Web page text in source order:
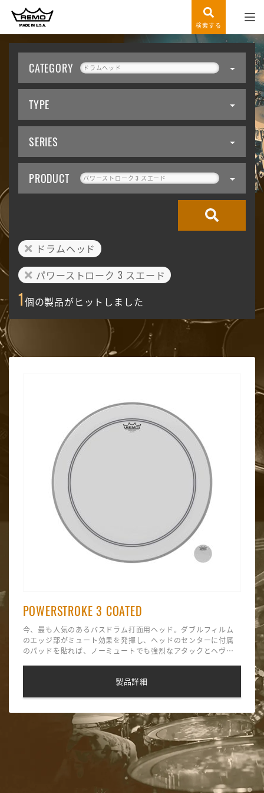
検索する
CATEGORY ドラムヘッド
TYPE
SERIES
PRODUCT パワーストローク 3 スエード
ドラムヘッド
パワーストローク 3 スエード
1個の製品がヒットしました
POWERSTROKE 3 COATED
今、最も人気のあるバスドラム打面用ヘッド。ダブルフィルム
のエッジ部がミュート効果を発揮し、ヘッドのセンターに付属
のパッドを貼れば、ノーミュートでも強烈なアタックとヘヴィ
製品詳細